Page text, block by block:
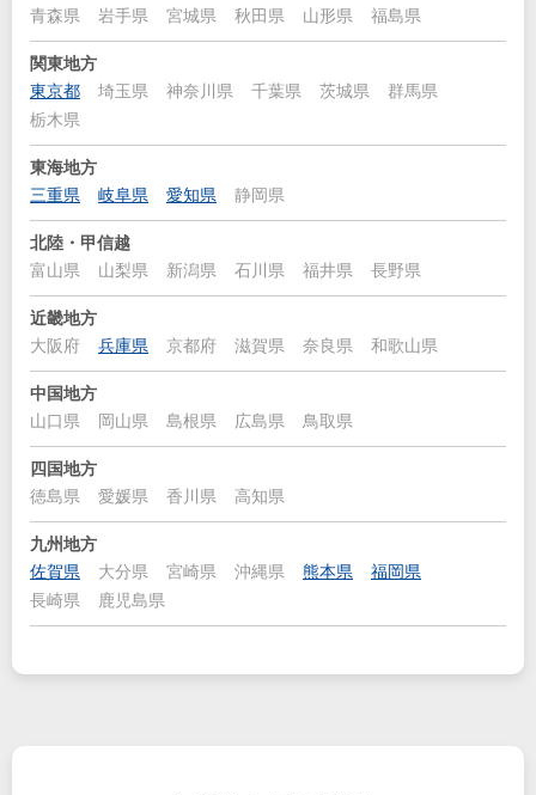
青森県
岩手県 宮城県 秋田県 山形県 福島県
関東地方
東京都
埼玉県 神奈川県 千葉県 茨城県
群馬県
栃木県
東海地方
三重県
岐阜県 愛知県 静岡県
北陸・甲信越
富山県
山梨県 新潟県 石川県 福井県 長野県
近畿地方
大阪府
兵庫県 京都府 滋賀県 奈良県 和歌山県
中国地方
山口県
岡山県 島根県 広島県 鳥取県
四国地方
徳島県
愛媛県 香川県 高知県
九州地方
佐賀県
大分県 宮崎県 沖縄県 熊本県
福岡県
長崎県
鹿児島県